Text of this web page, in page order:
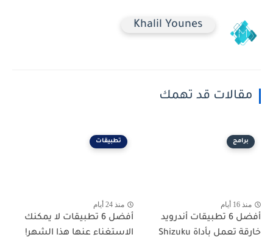
Khalil Younes
مقالات قد تهمك
برامج
منذ 16 أيام
أفضل 6 تطبيقات أندرويد
خارقة تعمل بأداة Shizuku
تطبيقات
منذ 24 أيام
أفضل 6 تطبيقات لا يمكنك
الاستغناء عنها هذا الشهر!